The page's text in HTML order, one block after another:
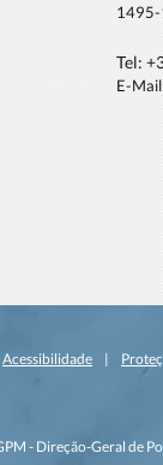
1495-
Tel:
E-
Acessibilidade |
- Direção-Geral de